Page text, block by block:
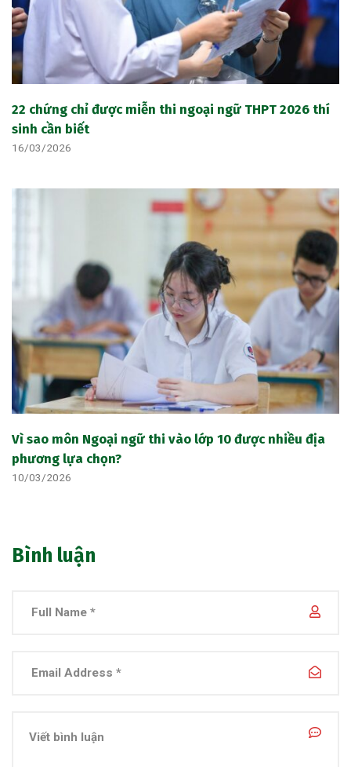
22 chứng chỉ được miễn thi ngoại ngữ THPT 2026 thí
sinh cần biết
16/03/2026
Vì sao môn Ngoại ngữ thi vào lớp 10 được nhiều địa
phương lựa chọn?
10/03/2026
Bình luận